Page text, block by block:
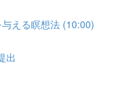
える瞑想法 (10:00)
出